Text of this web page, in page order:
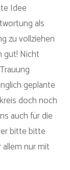
Idee
als
zu vollziehen
gut! Nicht
geplante
doch noch
auch für die
bitte bitte
nur mit